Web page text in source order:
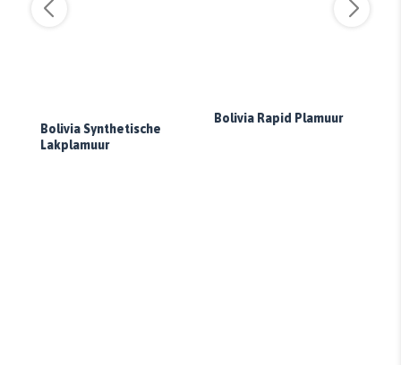
Bolivia Synthetische
Lakplamuur
Bolivia Rapid Plamuur